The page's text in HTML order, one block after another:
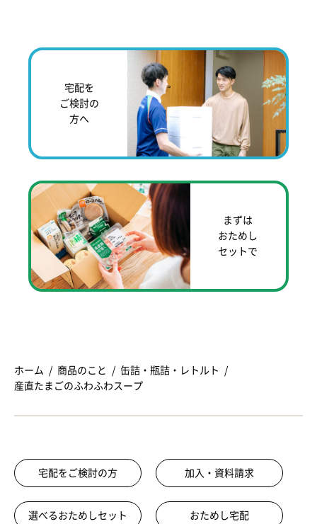
宅配を
ご検討の
方へ
まずは
おためし
セットで
ホーム 商品のこと
缶詰・瓶詰・レトルト
産直たまごのふわふわスープ
宅配をご検討の方 加入・資料請求
選べるおためしセット おためし宅配